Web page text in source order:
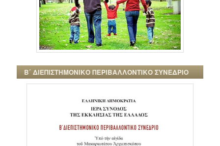
Β΄ ΔΙΕΠΙΣΤΗΜΟΝΙΚΟ ΠΕΡΙΒΑΛΛΟΝΤΙΚΟ ΣΥΝΕΔΡΙΟ